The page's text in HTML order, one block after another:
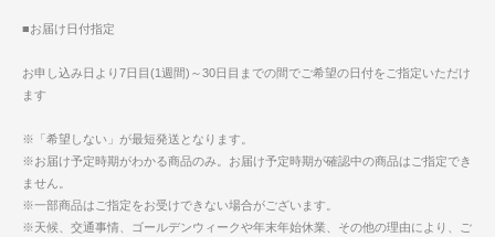
■お届け日付指定
お申し込み日より7日目(1週間)～30日目までの間でご希望の日付をご指定いただけ
ます
※「希望しない」が最短発送となります。
※お届け予定時期がわかる商品のみ。お届け予定時期が確認中の商品はご指定でき
ません。
※一部商品はご指定をお受けできない場合がございます。
※天候、交通事情、ゴールデンウィークや年末年始休業、その他の理由により、ご